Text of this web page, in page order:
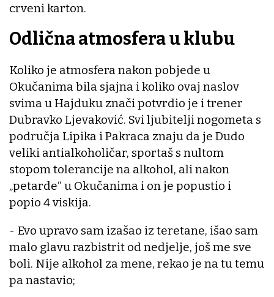
crveni karton.
Odlična atmosfera u klubu
Koliko je atmosfera nakon pobjede u
Okučanima bila sjajna i koliko ovaj naslov
svima u Hajduku znači potvrdio je i trener
Dubravko Ljevaković. Svi ljubitelji nogometa s
područja Lipika i Pakraca znaju da je Dudo
veliki antialkoholičar, sportaš s nultom
stopom tolerancije na alkohol, ali nakon
„petarde“ u Okučanima i on je popustio i
popio 4 viskija.
- Evo upravo sam izašao iz teretane, išao sam
malo glavu razbistrit od nedjelje, još me sve
boli. Nije alkohol za mene, rekao je na tu temu
pa nastavio;